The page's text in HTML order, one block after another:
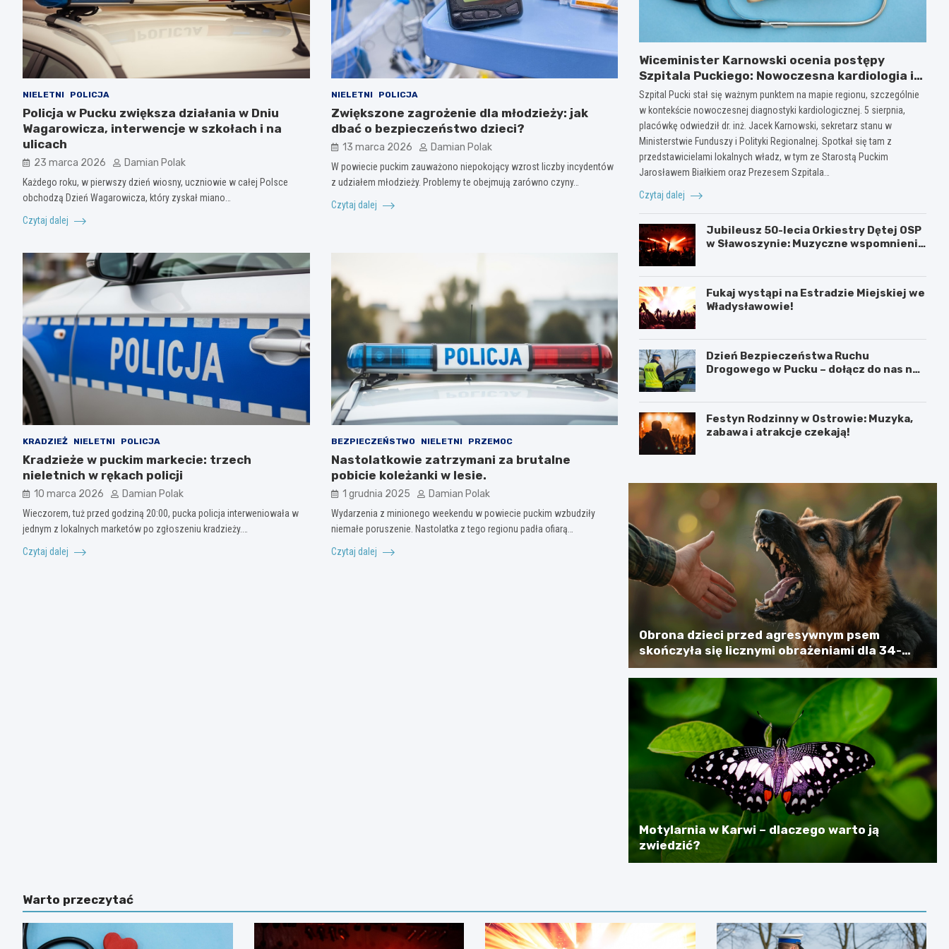
NIELETNI POLICJA
Policja w Pucku zwiększa działania w Dniu
Wagarowicza, interwencje w szkołach i na
ulicach
23 marca 2026 Damian Polak
Każdego roku, w pierwszy dzień wiosny, uczniowie w całej Polsce
obchodzą Dzień Wagarowicza, który zyskał miano…
Czytaj dalej
NIELETNI POLICJA
Zwiększone zagrożenie dla młodzieży: jak
dbać o bezpieczeństwo dzieci?
13 marca 2026 Damian Polak
W powiecie puckim zauważono niepokojący wzrost liczby incydentów
z udziałem młodzieży. Problemy te obejmują zarówno czyny…
Czytaj dalej
KRADZIEŻ NIELETNI POLICJA
Kradzieże w puckim markecie: trzech
nieletnich w rękach policji
10 marca 2026 Damian Polak
Wieczorem, tuż przed godziną 20:00, pucka policja interweniowała w
jednym z lokalnych marketów po zgłoszeniu kradzieży.…
Czytaj dalej
BEZPIECZEŃSTWO NIELETNI PRZEMOC
Nastolatkowie zatrzymani za brutalne
pobicie koleżanki w lesie.
1 grudnia 2025 Damian Polak
Wydarzenia z minionego weekendu w powiecie puckim wzbudziły
niemałe poruszenie. Nastolatka z tego regionu padła ofiarą…
Czytaj dalej
Wiceminister Karnowski ocenia postępy
Szpitala Puckiego: Nowoczesna kardiologia i
plany rozbudowy
Szpital Pucki stał się ważnym punktem na mapie regionu, szczególnie
w kontekście nowoczesnej diagnostyki kardiologicznej. 5 sierpnia,
placówkę odwiedził dr. inż. Jacek Karnowski, sekretarz stanu w
Ministerstwie Funduszy i Polityki Regionalnej. Spotkał się tam z
przedstawicielami lokalnych władz, w tym ze Starostą Puckim
Jarosławem Białkiem oraz Prezesem Szpitala…
Czytaj dalej
Jubileusz 50-lecia Orkiestry Dętej OSP
w Sławoszynie: Muzyczne wspomnienia
Fukaj wystąpi na Estradzie Miejskiej we
Władysławowie!
Dzień Bezpieczeństwa Ruchu
Drogowego w Pucku – dołącz do nas na
Festyn Rodzinny w Ostrowie: Muzyka,
zabawa i atrakcje czekają!
Obrona dzieci przed agresywnym psem
skończyła się licznymi obrażeniami dla 34-
latki
Motylarnia w Karwi – dlaczego warto ją
zwiedzić?
Warto przeczytać